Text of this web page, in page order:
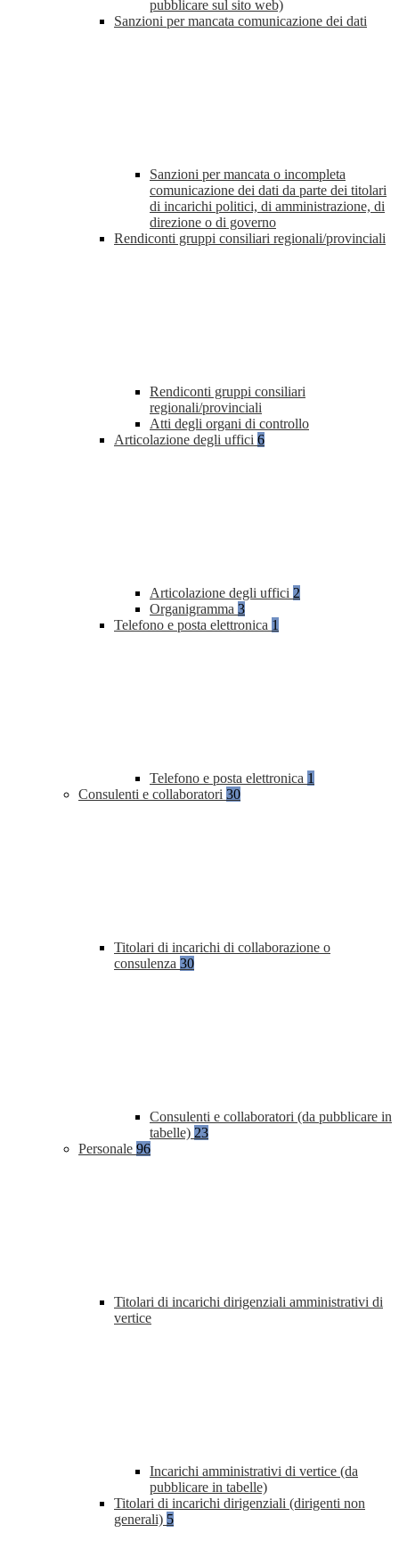
pubblicare sul sito web)
Sanzioni per mancata comunicazione dei dati
Sanzioni per mancata o incompleta
comunicazione dei dati da parte dei titolari
di incarichi politici, di amministrazione, di
direzione o di governo
Rendiconti gruppi consiliari regionali/provinciali
Rendiconti gruppi consiliari
regionali/provinciali
Atti degli organi di controllo
Articolazione degli uffici 6
Articolazione degli uffici 2
Organigramma 3
Telefono e posta elettronica 1
Telefono e posta elettronica 1
Consulenti e collaboratori 30
Titolari di incarichi di collaborazione o
consulenza 30
Consulenti e collaboratori (da pubblicare in
tabelle) 23
Personale 96
Titolari di incarichi dirigenziali amministrativi di
vertice
Incarichi amministrativi di vertice (da
pubblicare in tabelle)
Titolari di incarichi dirigenziali (dirigenti non
generali) 5